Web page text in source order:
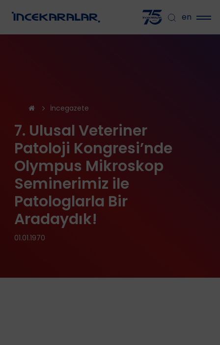
en
İncegazete
7. Ulusal Veteriner
Patoloji Kongresi’nde
Olympus Mikroskop
Seminerimiz ile
Patologlarla Bir
Aradaydık!
01.01.1970